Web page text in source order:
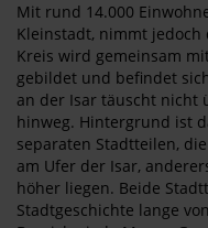
Mit rund 14.000
Kleinstadt, nimmt jedoch
Kreis wird gemeinsam
gebildet und befindet
an der Isar täuscht nicht
hinweg. Hintergrund ist
separaten Stadtteilen,
am Ufer der Isar,
höher liegen. Beide
Stadtgeschichte lange